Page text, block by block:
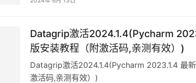
Datagrip激活2024.1.4(Pycharm
版安装教程（附激活码,亲测有效）)
Datagrip激活2024.1.4(Pycharm 2023.1.4 最
激活码,亲测有效）)